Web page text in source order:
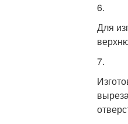
6.
Для
7.